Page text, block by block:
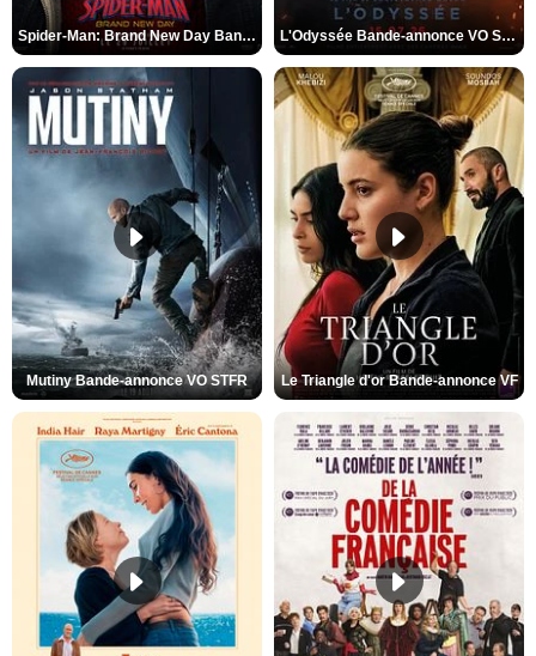
Spider-Man: Brand New Day Bande-annonce VO STFR L'Odyssée Bande-annonce VO STFR
Mutiny Bande-annonce VO STFR Le Triangle d'or Bande-annonce VF